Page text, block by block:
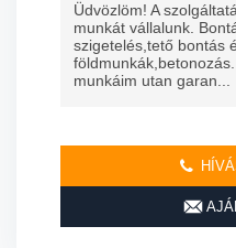
Üdvözlöm! A
munkát vállalunk.
szigetelés,tető bontás
munkáim utan garan...